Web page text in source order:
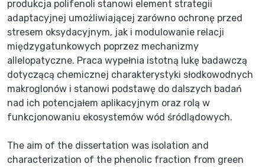
produkcja polifenoli stanowi element strategii
adaptacyjnej umożliwiającej zarówno ochronę przed
stresem oksydacyjnym, jak i modulowanie relacji
międzygatunkowych poprzez mechanizmy
allelopatyczne. Praca wypełnia istotną lukę badawczą
dotyczącą chemicznej charakterystyki słodkowodnych
makroglonów i stanowi podstawę do dalszych badań
nad ich potencjałem aplikacyjnym oraz rolą w
funkcjonowaniu ekosystemów wód śródlądowych.
The aim of the dissertation was isolation and
characterization of the phenolic fraction from green